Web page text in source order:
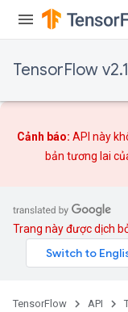
TensorFlow
Cảnh báo: API này
bản tương lai
Trang này được dịch
TensorFlow API